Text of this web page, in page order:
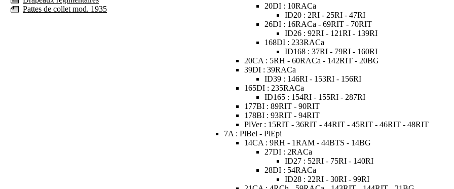
Pattes de collet mod. 1935
20DI : 10RACa
ID20 : 2RI - 25RI - 47RI
26DI : 16RACa - 69RIT - 70RIT
ID26 : 92RI - 121RI - 139RI
168DI : 233RACa
ID168 : 37RI - 79RI - 160RI
20CA : 5RH - 60RACa - 142RIT - 20BG
39DI : 39RACa
ID39 : 146RI - 153RI - 156RI
165DI : 235RACa
ID165 : 154RI - 155RI - 287RI
177BI : 89RIT - 90RIT
178BI : 93RIT - 94RIT
PlVer : 15RIT - 36RIT - 44RIT - 45RIT - 46RIT - 48RIT
7A : PlBel - PlEpi
14CA : 9RH - 1RAM - 44BTS - 14BG
27DI : 2RACa
ID27 : 52RI - 75RI - 140RI
28DI : 54RACa
ID28 : 22RI - 30RI - 99RI